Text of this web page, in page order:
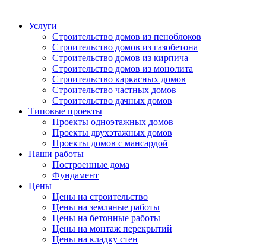
Услуги
Строительство домов из пеноблоков
Строительство домов из газобетона
Строительство домов из кирпича
Строительство домов из монолита
Строительство каркасных домов
Строительство частных домов
Строительство дачных домов
Типовые проекты
Проекты одноэтажных домов
Проекты двухэтажных домов
Проекты домов с мансардой
Наши работы
Построенные дома
Фундамент
Цены
Цены на строительство
Цены на земляные работы
Цены на бетонные работы
Цены на монтаж перекрытий
Цены на кладку стен